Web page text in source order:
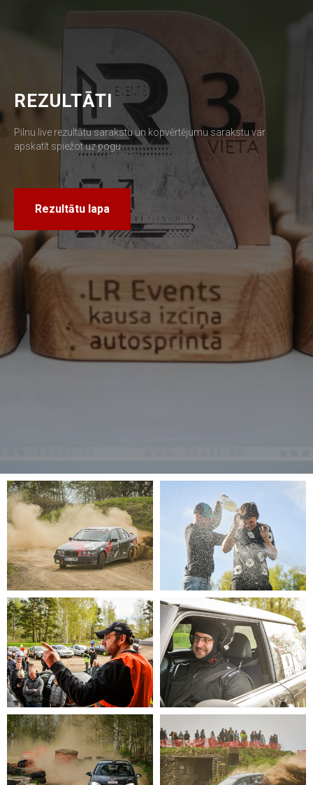
REZULTĀTI
Pilnu live rezultātu sarakstu un kopvērtējumu sarakstu var
apskatīt spiežot uz pogu
Rezultātu lapa